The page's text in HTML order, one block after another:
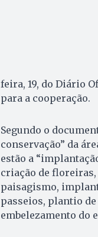
feira, 19, do Diário
para a cooperação.
Segundo o
conservação” da
estão a
criação de
paisagismo,
passeios, plantio
embelezamento do